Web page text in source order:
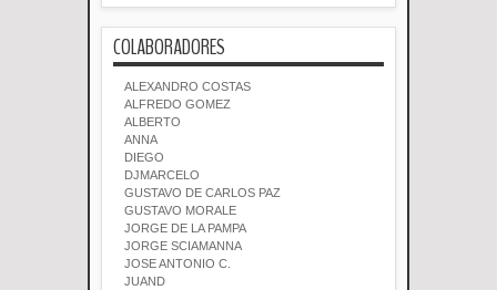
COLABORADORES
ALEXANDRO COSTAS
ALFREDO GOMEZ
ALBERTO
ANNA
DIEGO
DJMARCELO
GUSTAVO DE CARLOS PAZ
GUSTAVO MORALE
JORGE DE LA PAMPA
JORGE SCIAMANNA
JOSE ANTONIO C.
JUAND